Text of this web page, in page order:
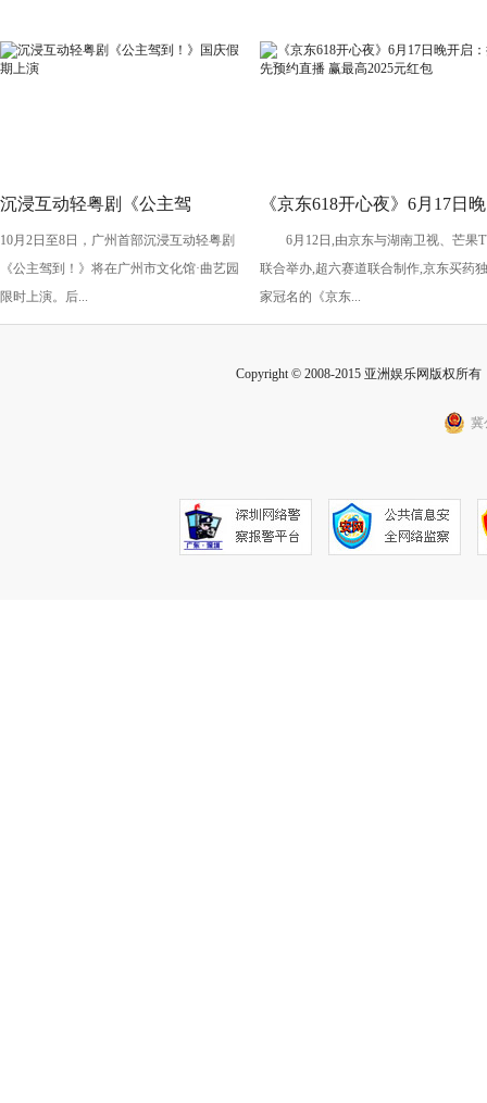
沉浸互动轻粤剧《公主驾
到！》国庆假期上演
10月2日至8日，广州首部沉浸互动轻粤剧
《公主驾到！》将在广州市文化馆·曲艺园
限时上演。后...
《京东618开心夜》6月17日晚
开启：抢先预约直播 赢最高
2025元红包
6月12日,由京东与湖南卫视、芒果
联合举办,超六赛道联合制作,京东买药独
家冠名的《京东...
Copyright © 2008-2015 亚洲娱乐网版权所
冀